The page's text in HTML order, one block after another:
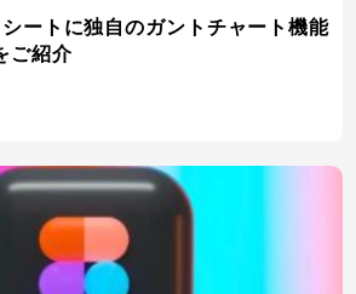
ートに独自のガントチャート機能
ご紹介